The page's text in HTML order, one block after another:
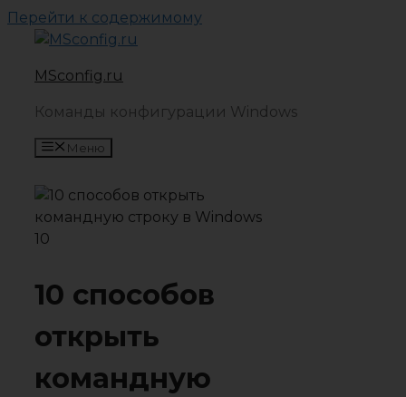
Перейти к содержимому
MSconfig.ru
Команды конфигурации Windows
Меню
10 способов
открыть
командную